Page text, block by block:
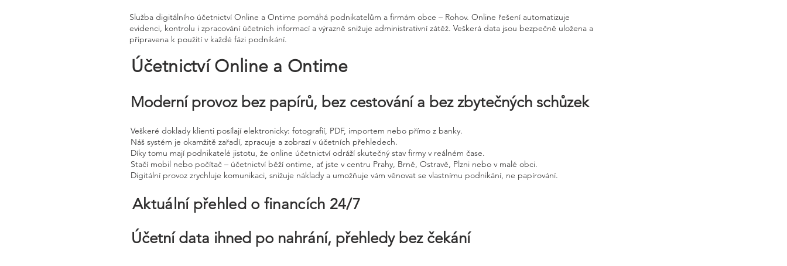
Služba digitálního účetnictví Online a Ontime pomáhá podnikatelům a firmám obce – Rohov. Online řešení automatizuje
evidenci, kontrolu i zpracování účetních informací a výrazně snižuje administrativní zátěž. Veškerá data jsou bezpečně uložena a
připravena k použití v každé fázi podnikání.
Účetnictví Online a Ontime
Moderní provoz bez papírů, bez cestování a bez zbytečných schůzek
Veškeré doklady klienti posílají elektronicky: fotografií, PDF, importem nebo přímo z banky.
Náš systém je okamžitě zařadí, zpracuje a zobrazí v účetních přehledech.
Díky tomu mají podnikatelé jistotu, že online účetnictví odráží skutečný stav firmy v reálném čase.
Stačí mobil nebo počítač – účetnictví běží ontime, ať jste v centru Prahy, Brně, Ostravě, Plzni nebo v malé obci.
Digitální provoz zrychluje komunikaci, snižuje náklady a umožňuje vám věnovat se vlastnímu podnikání, ne papírování.
Aktuální přehled o financích 24/7
Účetní data ihned po nahrání, přehledy bez čekání